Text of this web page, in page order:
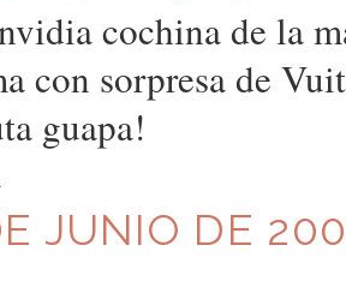
cochina de la
con sorpresa de
guapa!
JUNIO DE